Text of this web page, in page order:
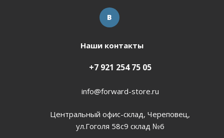
Наши контакты
+7 921 254 75 05
info@forward-store.ru
Центральный офис-склад, Череповец,
ул.Гоголя 58с9 склад №6